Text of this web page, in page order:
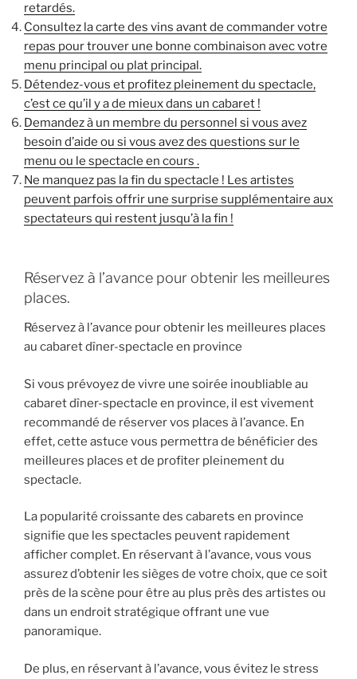
retardés.
Consultez la carte des vins avant de commander votre
repas pour trouver une bonne combinaison avec votre
menu principal ou plat principal.
Détendez-vous et profitez pleinement du spectacle,
c’est ce qu’il y a de mieux dans un cabaret !
Demandez à un membre du personnel si vous avez
besoin d’aide ou si vous avez des questions sur le
menu ou le spectacle en cours .
Ne manquez pas la fin du spectacle ! Les artistes
peuvent parfois offrir une surprise supplémentaire aux
spectateurs qui restent jusqu’à la fin !
Réservez à l’avance pour obtenir les meilleures
places.
Réservez à l’avance pour obtenir les meilleures places
au cabaret dîner-spectacle en province
Si vous prévoyez de vivre une soirée inoubliable au
cabaret dîner-spectacle en province, il est vivement
recommandé de réserver vos places à l’avance. En
effet, cette astuce vous permettra de bénéficier des
meilleures places et de profiter pleinement du
spectacle.
La popularité croissante des cabarets en province
signifie que les spectacles peuvent rapidement
afficher complet. En réservant à l’avance, vous vous
assurez d’obtenir les sièges de votre choix, que ce soit
près de la scène pour être au plus près des artistes ou
dans un endroit stratégique offrant une vue
panoramique.
De plus, en réservant à l’avance, vous évitez le stress